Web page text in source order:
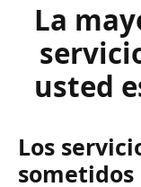
La
usted
Los